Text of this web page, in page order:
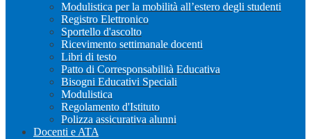
Modulistica per la mobilità all’estero degli studenti
Registro Elettronico
Sportello d'ascolto
Ricevimento settimanale docenti
Libri di testo
Patto di Corresponsabilità Educativa
Bisogni Educativi Speciali
Modulistica
Regolamento d'Istituto
Polizza assicurativa alunni
Docenti e ATA